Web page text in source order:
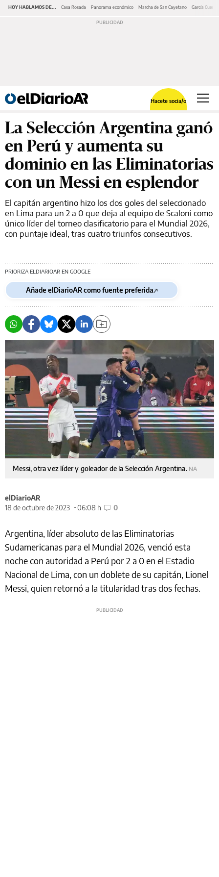
HOY HABLAMOS DE... Casa Rosada Panorama económico Marcha de San Cayetano García Cuerva
Hacete socia/o
La Selección Argentina ganó
en Perú y aumenta su
dominio en las Eliminatorias
con un Messi en esplendor
El capitán argentino hizo los dos goles del seleccionado
en Lima para un 2 a 0 que deja al equipo de Scaloni como
único líder del torneo clasificatorio para el Mundial 2026,
con puntaje ideal, tras cuatro triunfos consecutivos.
PRIORIZA ELDIARIOAR EN GOOGLE
Añade elDiarioAR como fuente preferida
Messi, otra vez líder y goleador de la Selección Argentina. NA
elDiarioAR
18 de octubre de 2023
06:08 h 0
Argentina, líder absoluto de las Eliminatorias
Sudamericanas para el Mundial 2026, venció esta
noche con autoridad a Perú por 2 a 0 en el Estadio
Nacional de Lima, con un doblete de su capitán, Lionel
Messi, quien retornó a la titularidad tras dos fechas.